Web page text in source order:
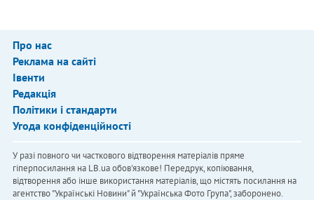
Про нас
Реклама на сайті
Івенти
Редакція
Політики і стандарти
Угода конфіденційності
У разі повного чи часткового відтворення матеріалів пряме
гіперпосилання на LB.ua обов'язкове! Передрук, копіювання,
відтворення або інше використання матеріалів, що містять посилання на
агентство "Українськi Новини" й "Українська Фото Група", заборонено.